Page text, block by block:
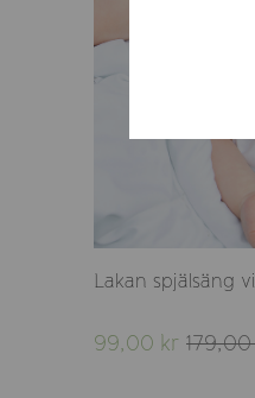
Lakan spjälsäng
99,00 kr